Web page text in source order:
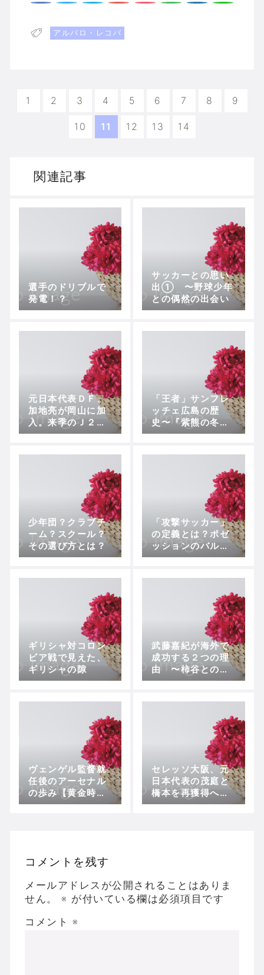
アルバロ・レコバ
1 2 3 4 5 6 7 8 9
10 11 12 13 14
関連記事
選手のドリブルで
発電！？
サッカーとの思い
出① 〜野球少年
との偶然の出会い
元日本代表ＤＦ、
加地亮が岡山に加
入。来季のＪ２は
まさに魔境
「王者」サンフレ
ッチェ広島の歴
史〜『紫熊の冬
眠』時代
少年団？クラブチ
ーム？スクール？
その選び方とは？
「攻撃サッカー」
の定義とは？ポゼ
ッションのバルセ
ロナVSカウンター
の例
ギリシャ対コロン
ビア戦で見えた、
ギリシャの隙
武藤嘉紀が海外で
成功する２つの理
由 〜柿谷との違
いはどこにあるの
ヴェンゲル監督就
任後のアーセナル
の歩み【黄金時代
編】
セレッソ大阪、元
日本代表の茂庭と
橋本を再獲得へ。
ベテラン確保で戦
コメントを残す
メールアドレスが公開されることはありま
せん。
※ が付いている欄は必須項目です
コメント ※